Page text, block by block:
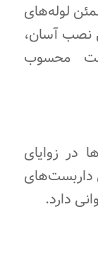
لوله‌های
نصب آسان،
محسوب
در زوایای
داربست‌های
دارد.